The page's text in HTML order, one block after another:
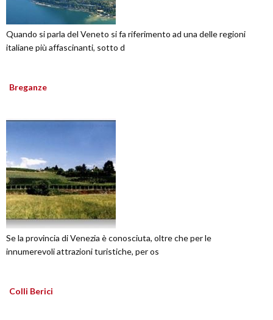
Quando si parla del Veneto si fa riferimento ad una delle regioni
italiane più affascinanti, sotto d
Breganze
Se la provincia di Venezia è conosciuta, oltre che per le
innumerevoli attrazioni turistiche, per os
Colli Berici